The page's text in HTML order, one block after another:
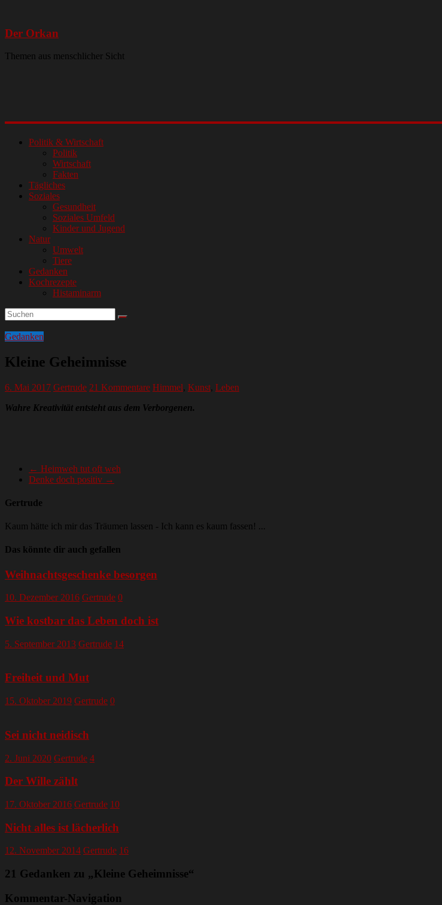
Der Orkan
Themen aus menschlicher Sicht
Politik & Wirtschaft
Politik
Wirtschaft
Fakten
Tägliches
Soziales
Gesundheit
Soziales Umfeld
Kinder und Jugend
Natur
Umwelt
Tiere
Gedanken
Kochrezepte
Histaminarm
Gedanken
Kleine Geheimnisse
6. Mai 2017 Gertrude 21 Kommentare Himmel, Kunst, Leben
Wahre Kreativität entsteht aus dem Verborgenen.
← Heimweh tut oft weh
Denke doch positiv →
Gertrude
Kaum hätte ich mir das Träumen lassen - Ich kann es kaum fassen! ...
Das könnte dir auch gefallen
Weihnachtsgeschenke besorgen
10. Dezember 2016 Gertrude 0
Wie kostbar das Leben doch ist
5. September 2013 Gertrude 14
Freiheit und Mut
15. Oktober 2019 Gertrude 0
Sei nicht neidisch
2. Juni 2020 Gertrude 4
Der Wille zählt
17. Oktober 2016 Gertrude 10
Nicht alles ist lächerlich
12. November 2014 Gertrude 16
21 Gedanken zu „Kleine Geheimnisse“
Kommentar-Navigation